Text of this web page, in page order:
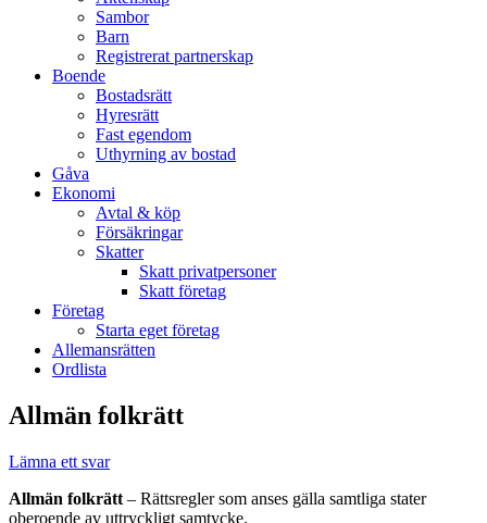
Sambor
Barn
Registrerat partnerskap
Boende
Bostadsrätt
Hyresrätt
Fast egendom
Uthyrning av bostad
Gåva
Ekonomi
Avtal & köp
Försäkringar
Skatter
Skatt privatpersoner
Skatt företag
Företag
Starta eget företag
Allemansrätten
Ordlista
Allmän folkrätt
Lämna ett svar
Allmän folkrätt – Rättsregler som anses gälla samtliga stater
oberoende av uttryckligt samtycke.